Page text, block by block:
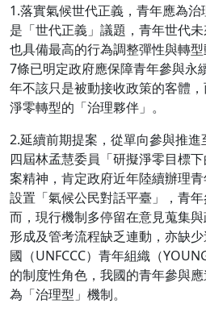
1.落實氣候世代正義，青年應為
是「世代正義」議題，青年世代
也具備最高的行為調整彈性與轉
7條已明定政府應保障青年參與永
年不該只是被動接收政策的客體
淨零轉型的「治理夥伴」。
2.延續前期提案，從單向參與推
四屆林孟慧委員「研擬淨零目標
案精神，肯定政府近年陸續辦理
設置「氣候公民對話平臺」，青
而，現行機制多停留在意見蒐集
形成及管考流程缺乏連動，亦缺
國（UNFCCC）青年組織（
的制度性角色，我國的青年參與
為「治理型」機制。